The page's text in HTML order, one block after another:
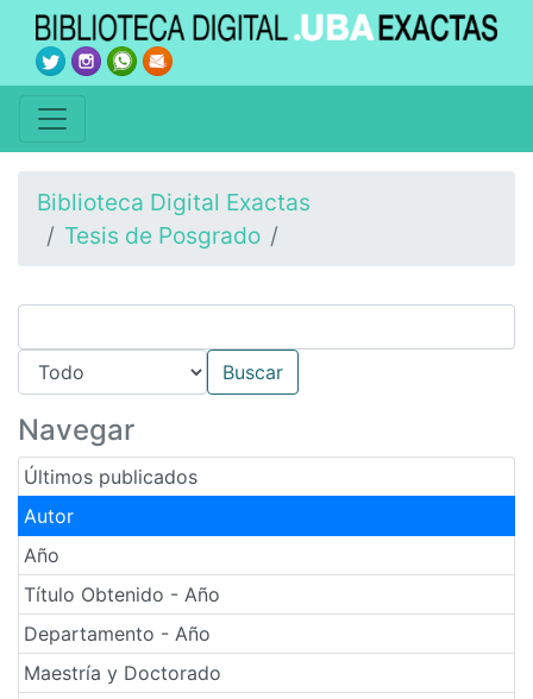
Biblioteca Digital Exactas
Tesis de Posgrado
Navegar
Últimos publicados
Autor
Año
Título Obtenido - Año
Departamento - Año
Maestría y Doctorado